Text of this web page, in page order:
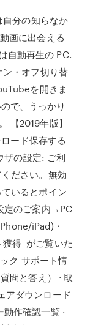
自分の知らなか
画に出会える
自動再生の PC.
・オフ切り替
を開きま
で、うっかり
【2019年版】
ード保存する
ザの設定: ご利
ださい。無効
いるとポイン
定のご案内→PC
iPad)・
得 がご覧いた
ク サポート情
問と答え） · 取
アダウンロード
作確認一覧 ·